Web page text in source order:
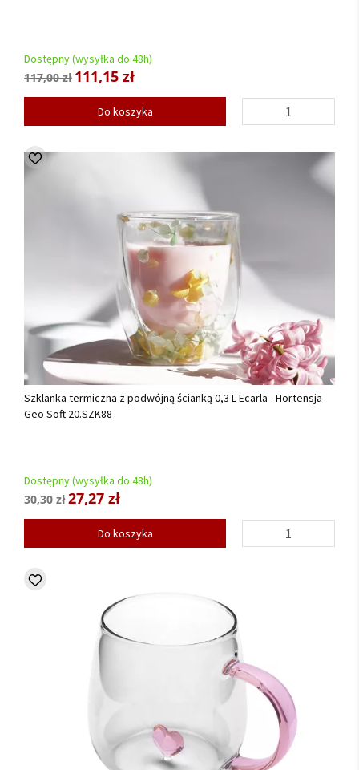
Dostępny (wysyłka do 48h)
117,00 zł 111,15 zł
Do koszyka
Szklanka termiczna z podwójną ścianką 0,3 L Ecarla - Hortensja
Geo Soft 20.SZK88
Dostępny (wysyłka do 48h)
30,30 zł27,27 zł
Do koszyka